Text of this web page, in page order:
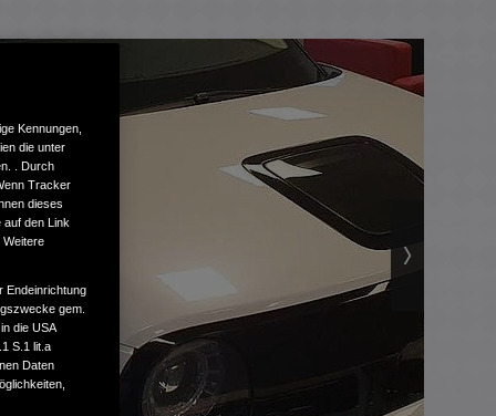
Kennungen,
die unter
. Durch
Tracker
dieses
auf den Link
Weitere
Endeinrichtung
gem.
die USA
S.1 lit.a
Daten